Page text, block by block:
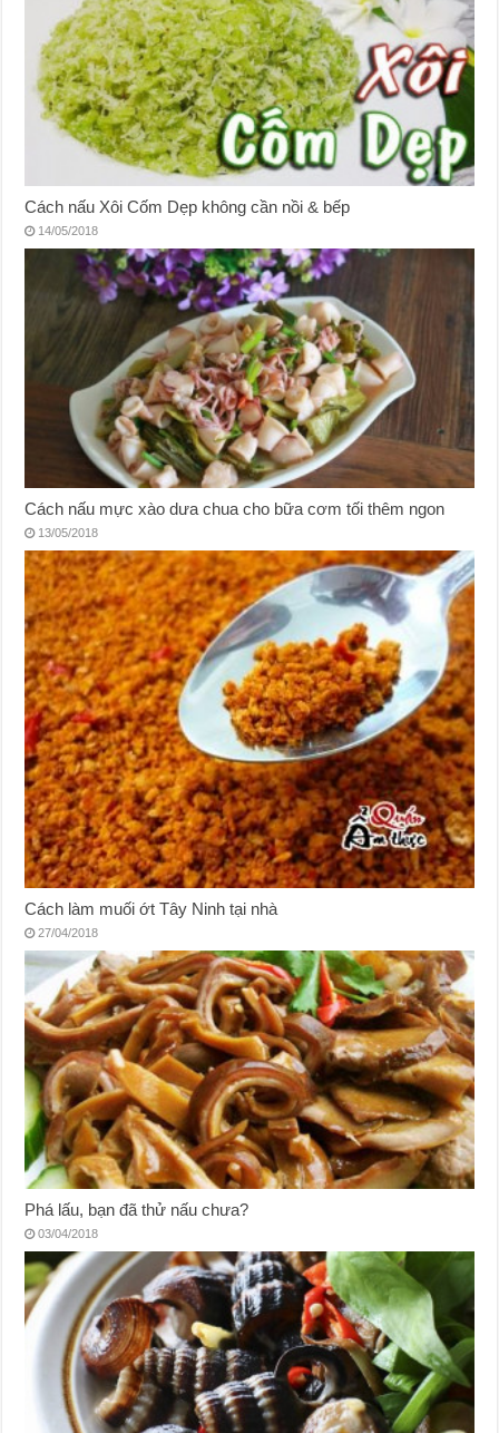
Cách nấu Xôi Cốm Dẹp không cần nồi & bếp
14/05/2018
Cách nấu mực xào dưa chua cho bữa cơm tối thêm ngon
13/05/2018
Cách làm muối ớt Tây Ninh tại nhà
27/04/2018
Phá lấu, bạn đã thử nấu chưa?
03/04/2018